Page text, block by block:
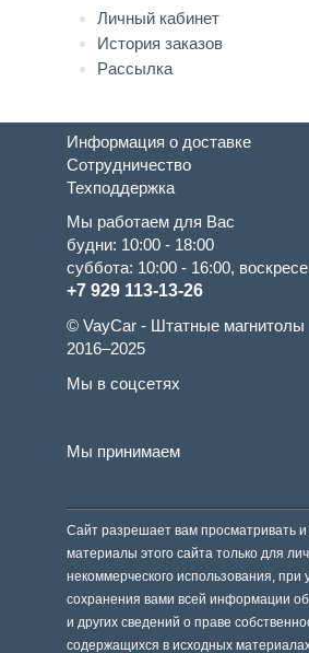
Личный кабинет
История заказов
Рассылка
Информация о доставке
Сотрудничество
Техподдержка
Мы работаем для Вас
будни: 10:00 - 18:00
суббота: 10:00 - 16:00,
+7 929 113-13-26
© VayCar - Штатные магнитолы
2016–2025
Мы в соцсетях
Мы принимаем
Сайт разрешает вам просматривать и
материалы этого сайта только для
некоммерческого использования, при
сохранения вами всей информации
и других сведений о праве
содержащихся в исходных